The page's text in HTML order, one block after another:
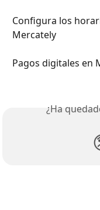
Configura los
Mercately
Pagos digitales en
¿Ha